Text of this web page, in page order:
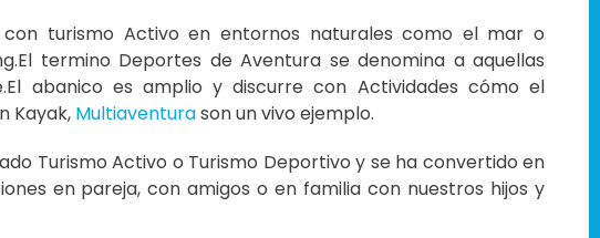
turismo Activo en entornos naturales como el mar o
termino Deportes de Aventura se denomina a aquellas
abanico es amplio y discurre con Actividades cómo el
Kayak, Multiaventurason un vivo ejemplo.
Turismo Activo o Turismo Deportivo y se ha convertido en
en pareja, con amigos o en familia con nuestros hijos y